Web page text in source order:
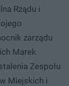
Rządu i
zarządu
Marek
Zespołu
Miejskich i